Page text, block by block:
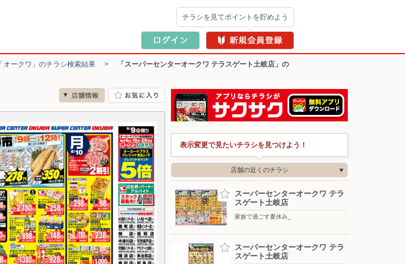
チラシを見てポイントを貯めよう
「オークワ」のチラシ検索結果 >
「スーパーセンターオークワ テラスゲート土岐店」の
表示変更で見たいチラシを見つけよう！
店舗の近くのチラシ
スーパーセンターオークワ テラ
スゲート土岐店
家族で過ごす夏休み_
スーパーセンターオークワ テラ
スゲート土岐店